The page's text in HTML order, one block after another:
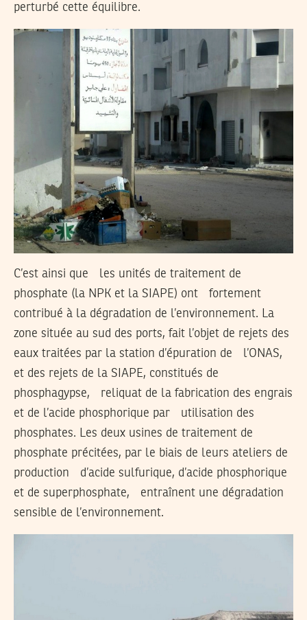
perturbé cette équilibre.
C’est ainsi que les unités de traitement de
phosphate (la NPK et la SIAPE) ont fortement
contribué à la dégradation de l’environnement. La
zone située au sud des ports, fait l’objet de rejets des
eaux traitées par la station d’épuration de l’ONAS,
et des rejets de la SIAPE, constitués de
phosphagypse, reliquat de la fabrication des engrais
et de l’acide phosphorique par utilisation des
phosphates. Les deux usines de traitement de
phosphate précitées, par le biais de leurs ateliers de
production d’acide sulfurique, d’acide phosphorique
et de superphosphate, entraînent une dégradation
sensible de l’environnement.